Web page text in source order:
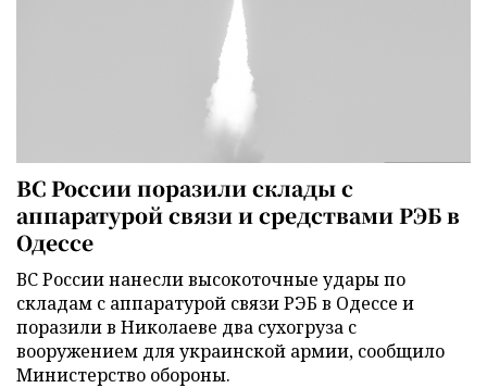
ВС России поразили склады с
аппаратурой связи и средствами РЭБ в
Одессе
ВС России нанесли высокоточные удары по
складам с аппаратурой связи РЭБ в Одессе и
поразили в Николаеве два сухогруза с
вооружением для украинской армии, сообщило
Министерство обороны.